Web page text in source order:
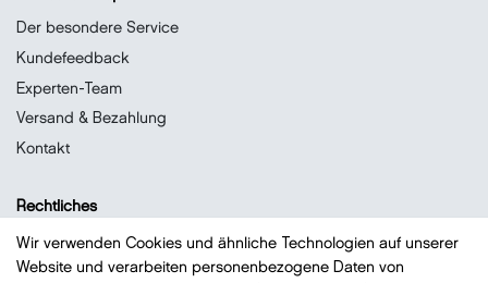
Der besondere Service
Kundefeedback
Experten-Team
Versand & Bezahlung
Kontakt
Rechtliches
Datenschutz
Impressum
Wir verwenden Cookies und ähnliche Technologien auf unserer
Website und verarbeiten personenbezogene Daten von